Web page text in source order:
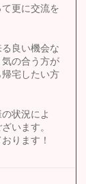
更に交流を
良い機会な
の合う方が
宅したい方
状況によ
います。
ります！